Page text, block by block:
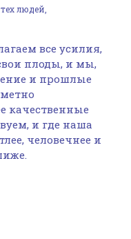
людей,
все усилия,
плоды, и мы,
и прошлые
качественные
и где наша
человечнее и